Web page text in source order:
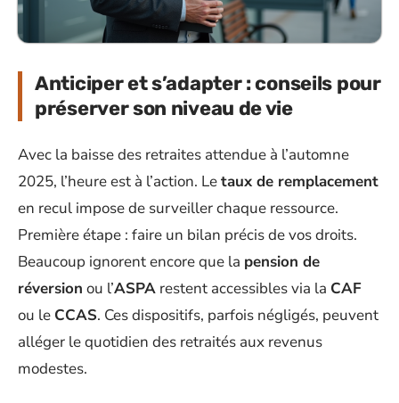
Anticiper et s’adapter : conseils pour
préserver son niveau de vie
Avec la baisse des retraites attendue à l’automne
2025, l’heure est à l’action. Letaux de remplacement
en recul impose de surveiller chaque ressource.
Première étape : faire un bilan précis de vos droits.
Beaucoup ignorent encore que la pension de
réversion ou l’ASPA restent accessibles via la CAF
ou le CCAS. Ces dispositifs, parfois négligés, peuvent
alléger le quotidien des retraités aux revenus
modestes.